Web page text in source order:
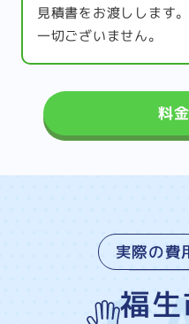
見積書をお渡しします
一切ございません。
料
実際の費
福